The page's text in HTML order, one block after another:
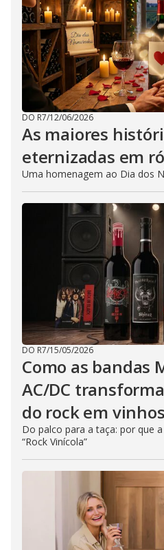
DO R7/12/06/2026
As maiores
eternizadas em
Uma homenagem ao Dia dos
DO R7/15/05/2026
Como as bandas
AC/DC
do rock em
Do palco para a taça: por que
“Rock Vinícola”